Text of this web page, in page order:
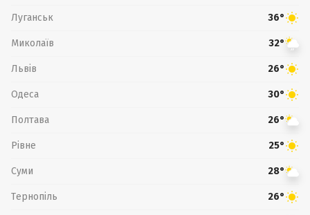
Луганськ 36°
Миколаїв 32°
Львів 26°
Одеса 30°
Полтава 26°
Рівне 25°
Суми 28°
Тернопіль 26°